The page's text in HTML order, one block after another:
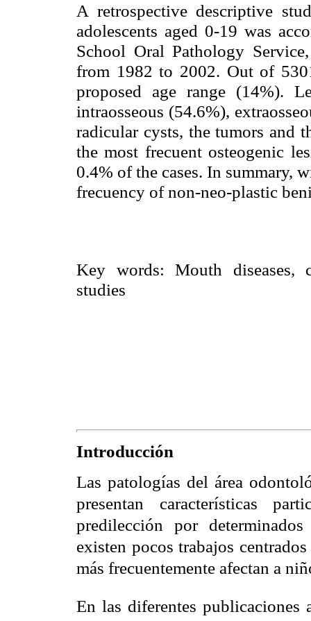
A retrospective descriptive
adolescents aged 0-19 was
School Oral Pathology
from 1982 to 2002. Out of
proposed age range (14%).
intraosseous (54.6%),
radicular cysts, the tumors and
the most frecuent osteogenic
0.4% of the cases. In summary,
frecuency of non-neo-plastic
Key words: Mouth diseases,
studies
Introducción
Las patologías del área
presentan características
predilección por
existen pocos trabajos
más frecuentemente afectan a
En las diferentes publicaciones